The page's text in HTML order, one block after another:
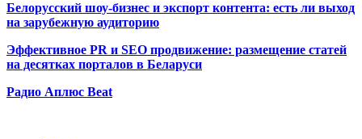
Белорусский шоу-бизнес и экспорт контента: есть ли выход
на зарубежную аудиторию
Эффективное PR и SEO продвижение: размещение статей
на десятках порталов в Беларуси
Радио Аплюс Beat